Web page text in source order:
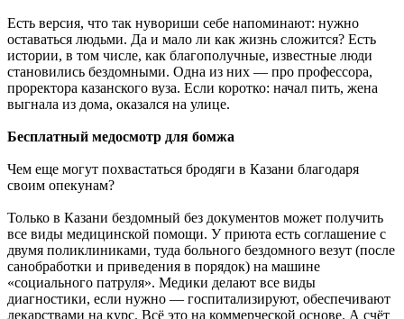
Есть версия, что так нувориши себе напоминают: нужно
оставаться людьми. Да и мало ли как жизнь сложится? Есть
истории, в том числе, как благополучные, известные люди
становились бездомными. Одна из них — про профессора,
проректора казанского вуза. Если коротко: начал пить, жена
выгнала из дома, оказался на улице.
Бесплатный медосмотр для бомжа
Чем еще могут похвастаться бродяги в Казани благодаря
своим опекунам?
Только в Казани бездомный без документов может получить
все виды медицинской помощи. У приюта есть соглашение с
двумя поликлиниками, туда больного бездомного везут (после
санобработки и приведения в порядок) на машине
«социального патруля». Медики делают все виды
диагностики, если нужно — госпитализируют, обеспечивают
лекарствами на курс. Всё это на коммерческой основе. А счёт